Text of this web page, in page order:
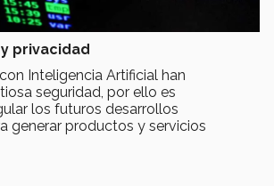
privacidad
Inteligencia Artificial han
seguridad, por ello es
los futuros desarrollos
generar productos y servicios